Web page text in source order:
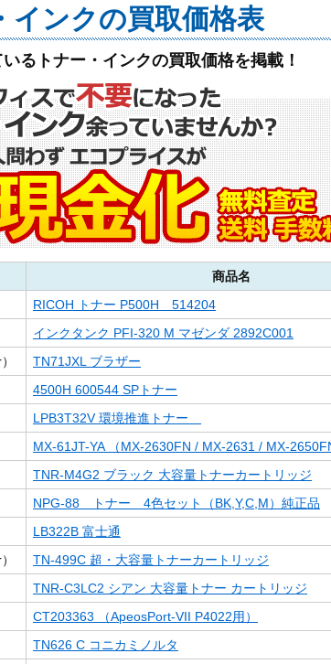
インクの買取価格表
るトナー・インクの買取価格を掲載！
商品名
RICOH トナー P500H 514204
インクタンク PFI-320 M マゼンダ 2892C001
TN71JXL ブラザー
4500H 600544 SPトナー
LPB3T32V 環境推進トナー
MX-61JT-YA （MX-2630FN / MX-2631 / MX-
TNR-M4G2 ブラック 大容量トナーカートリッジ
NPG-88 トナー 4色セット（BK,Y,C,M）純正品
LB322B 富士通
TN-499C 超・大容量トナーカートリッジ
TNR-C3LC2 シアン 大容量トナー カートリッジ
CT203363 （ApeosPort-VII P4022用）
TN626 C コニカミノルタ